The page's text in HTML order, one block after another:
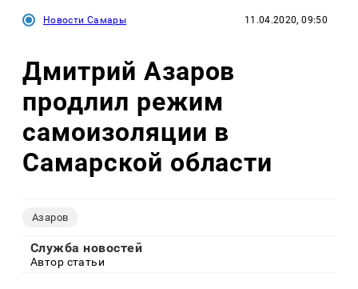
Новости Самары 11.04.2020, 09:50
Дмитрий Азаров
продлил режим
самоизоляции в
Самарской области
Азаров
Служба новостей
Автор статьи